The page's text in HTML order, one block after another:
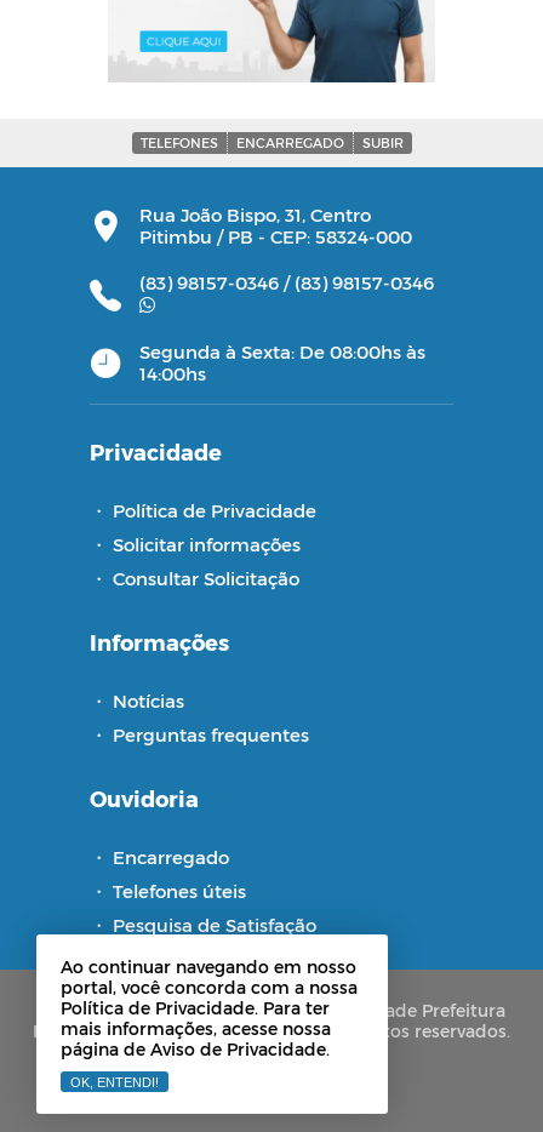
TELEFONES ENCARREGADO SUBIR
Rua João Bispo, 31, Centro
Pitimbu / PB - CEP: 58324-000
(83) 98157-0346 / (83) 98157-0346
Segunda à Sexta: De 08:00hs às
14:00hs
Privacidade
・ Política de Privacidade
・ Solicitar informações
・ Consultar Solicitação
Informações
・ Notícias
・ Perguntas frequentes
Ouvidoria
・ Encarregado
・ Telefones úteis
・ Pesquisa de Satisfação
Copyright © 2021-2026 Portal de Privacidade Prefeitura
Municipal de Pitimbu - PB. Todos os direitos reservados.
Ao continuar navegando em nosso
portal, você concorda com a nossa
Política de Privacidade. Para ter
mais informações, acesse nossa
página de Aviso de Privacidade.
OK, ENTENDI!